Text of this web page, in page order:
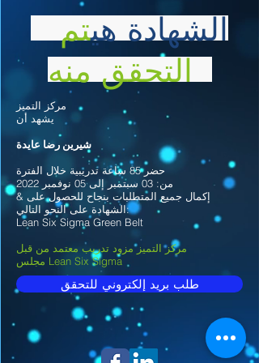
الشهادة هيتم
مركز التميز
يشهد أن
شيرين رضا عايدة
حضر 85 ساعة تدريبية خلال الفترة
من: 03 سبتمبر إلى 05 نوفمبر 2022
& إكمال جميع المتطلبات بنجاح للحصول على
الشهادة على النحو التالي:
Lean Six Sigma Green Belt
مركز التميز مزود تدريب معتمد من قبل
مجلس Lean Six Sigma
طلب بريد إلكتروني للتحقق